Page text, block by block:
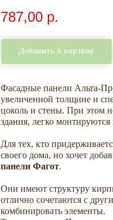
787,00 р.
Добавить в корзину
Фасадные панели Альта-
увеличенной толщине и
цоколь и стены. При этом
здания, легко
Для тех, кто
своего дома, но хочет
панели Фагот.
Они имеют структуру
отлично сочетаются с
комбинировать элементы.